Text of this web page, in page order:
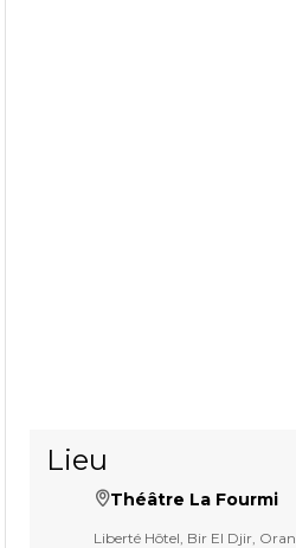
Lieu
Théâtre La Fourmi
Liberté Hôtel, Bir El Djir, Oran